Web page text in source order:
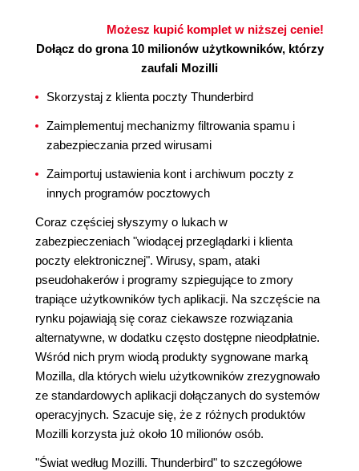
Możesz kupić komplet w niższej cenie!
Dołącz do grona 10 milionów użytkowników, którzy
zaufali Mozilli
Skorzystaj z klienta poczty Thunderbird
Zaimplementuj mechanizmy filtrowania spamu i
zabezpieczania przed wirusami
Zaimportuj ustawienia kont i archiwum poczty z
innych programów pocztowych
Coraz częściej słyszymy o lukach w
zabezpieczeniach "wiodącej przeglądarki i klienta
poczty elektronicznej". Wirusy, spam, ataki
pseudohakerów i programy szpiegujące to zmory
trapiące użytkowników tych aplikacji. Na szczęście na
rynku pojawiają się coraz ciekawsze rozwiązania
alternatywne, w dodatku często dostępne nieodpłatnie.
Wśród nich prym wiodą produkty sygnowane marką
Mozilla, dla których wielu użytkowników zrezygnowało
ze standardowych aplikacji dołączanych do systemów
operacyjnych. Szacuje się, że z różnych produktów
Mozilli korzysta już około 10 milionów osób.
"Świat według Mozilli. Thunderbird" to szczegółowe